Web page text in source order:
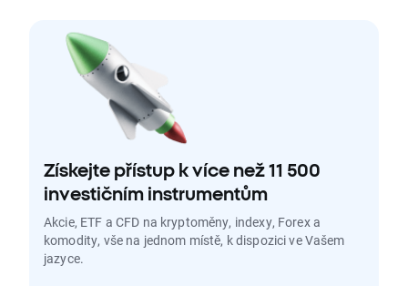
Získejte přístup k více než 11 500
investičním instrumentům
Akcie, ETF a CFD na kryptoměny, indexy, Forex a
komodity, vše na jednom místě, k dispozici ve Vašem
jazyce.